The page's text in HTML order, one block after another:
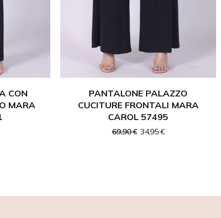
CON
MARA
PANTALONE PALAZZO
CUCITURE FRONTALI MARA
CAROL 57495
69,90 € 34,95 €